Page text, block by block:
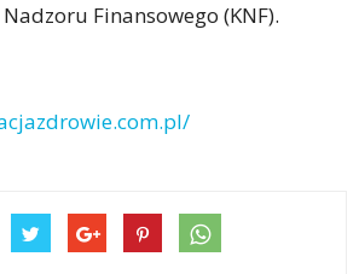
Finansowego (KNF).